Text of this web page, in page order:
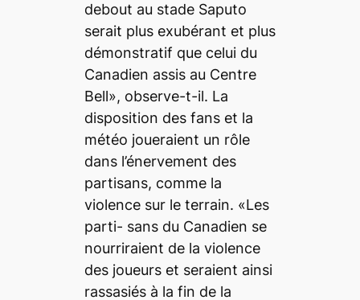
debout au stade Saputo
serait plus exubérant et plus
démonstratif que celui du
Canadien assis au Centre
Bell», observe-t-il. La
disposition des fans et la
météo joueraient un rôle
dans l’énervement des
partisans, comme la
violence sur le terrain. «Les
parti- sans du Canadien se
nourriraient de la violence
des joueurs et seraient ainsi
rassasiés à la fin de la